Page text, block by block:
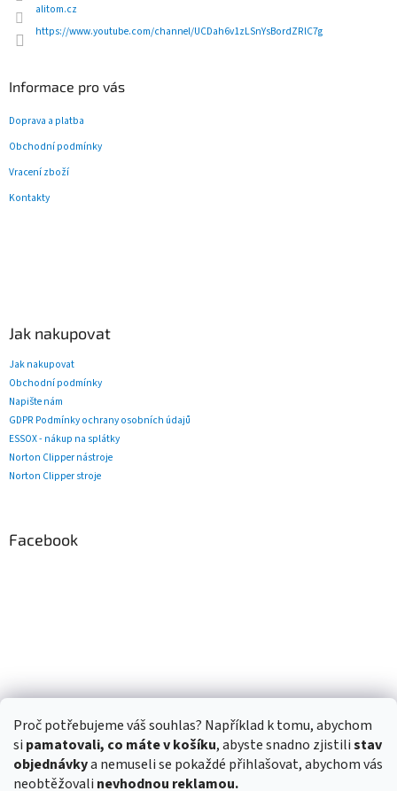
Proč potřebujeme váš souhlas? Například k tomu, abychom
si pamatovali, co máte v košíku, abyste snadno zjistilistav
objednávkya nemuseli se pokaždé přihlašovat, abychom vás
neobtěžovali nevhodnou reklamou.
y
alitom.cz
https://www.youtube.com/channel/UCDah6v1zLSnYsBordZRlC7g
Informace pro vás
Doprava a platba
Obchodní podmínky
Vracení zboží
Kontakty
Jak nakupovat
Jak nakupovat
Obchodní podmínky
Napište nám
GDPR Podmínky ochrany osobních údajů
ESSOX - nákup na splátky
Norton Clipper nástroje
Norton Clipper stroje
Facebook